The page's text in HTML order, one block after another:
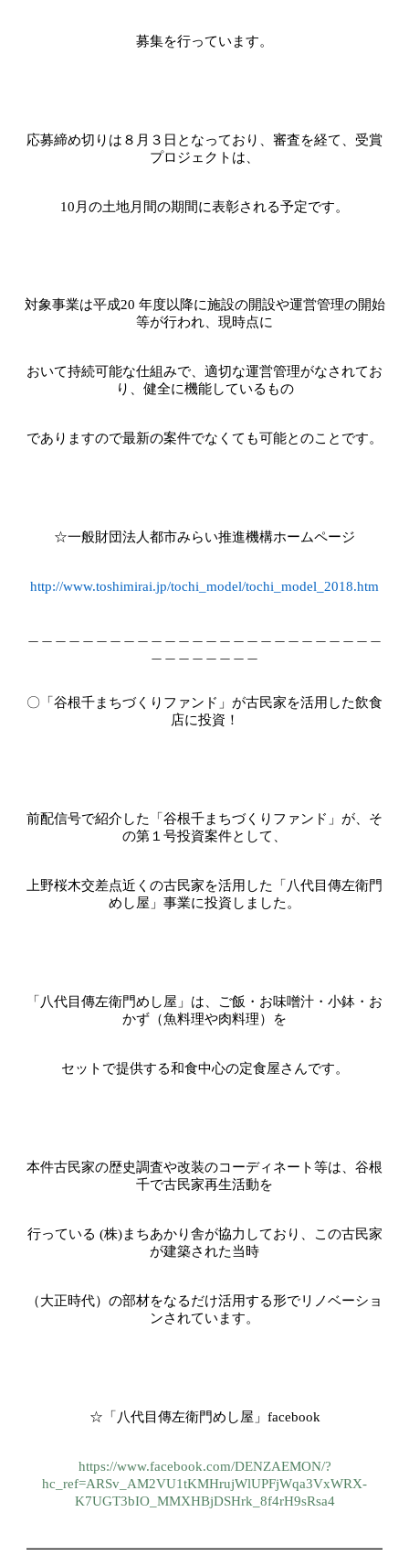
募集を行っています。
応募締め切りは８月３日となっており、審査を経て、受賞
プロジェクトは、
10 月の土地月間の期間に表彰される予定です。
対象事業は平成20 年度以降に施設の開設や運営管理の開始
等が行われ、現時点に
おいて持続可能な仕組みで、適切な運営管理がなされてお
り、健全に機能しているもの
でありますので最新の案件でなくても可能とのことです。
☆一般財団法人都市みらい推進機構ホームページ
http://www.toshimirai.jp/tochi_model/tochi_model_2018.htm
〇「谷根千まちづくりファンド」が古民家を活用した飲食
店に投資！
前配信号で紹介した「谷根千まちづくりファンド」が、そ
の第１号投資案件として、
上野桜木交差点近くの古民家を活用した「八代目傳左衛門
めし屋」事業に投資しました。
「八代目傳左衛門めし屋」は、ご飯・お味噌汁・小鉢・お
かず（魚料理や肉料理）を
セットで提供する和食中心の定食屋さんです。
本件古民家の歴史調査や改装のコーディネート等は、谷根
千で古民家再生活動を
行っている (株)まちあかり舎が協力しており、この古民家
が建築された当時
（大正時代）の部材をなるだけ活用する形でリノベーショ
ンされています。
☆「八代目傳左衛門めし屋」 facebook
https://www.facebook.com/DENZAEMON/?
hc_ref=ARSv_AM2VU1tKMHrujWlUPFjWqa3VxWRX-
K7UGT3bIO_MMXHBjDSHrk_8f4rH9sRsa4
━━━━━━━━━━━━━━━━━━━━━━━━━━